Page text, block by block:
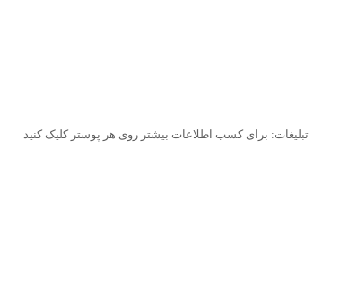
تبلیغات: برای کسب اطلاعات بیشتر روی هر پوستر کلیک کنید